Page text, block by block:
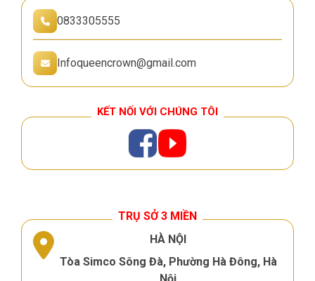
0833305555
Infoqueencrown@gmail.com
KẾT NỐI VỚI CHÚNG TÔI
TRỤ SỞ 3 MIỀN
HÀ NỘI
Tòa Simco Sông Đà, Phường Hà Đông, Hà